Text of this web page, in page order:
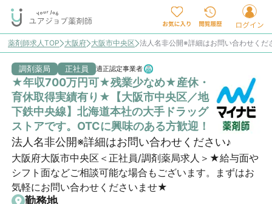
薬剤師求人TOP 大阪府 大阪市中央区 法人名非公開※詳細はお問い合わせくだ
調剤薬局 正社員 適正認定事業者
★年収700万円可★残業少なめ★産休・
育休取得実績有り★【大阪市中央区／地
下鉄中央線】北海道本社の大手ドラッグ
ストアです。OTCに興味のある方歓迎！
法人名非公開※詳細はお問い合わせください♪
大阪府大阪市中央区＜正社員/調剤薬局求人＞★給与面や
シフト面などご相談可能な場合もございます。まずはお
気軽にお問い合わせくださいませ★
勤務地